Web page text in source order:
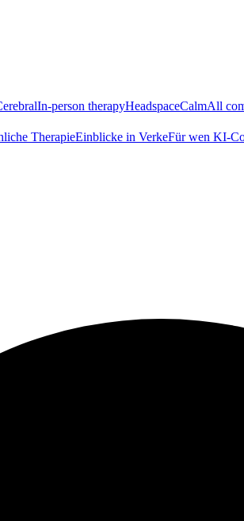
In-person therapyHeadspaceCalmAll
TherapieEinblicke in VerkeFür wen KI-